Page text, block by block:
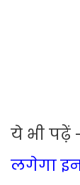
ये भी पढ़ें
लगेगा